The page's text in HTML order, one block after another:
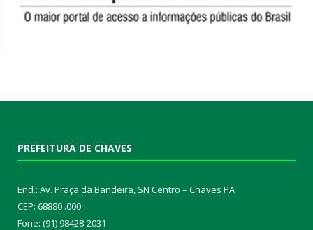
PREFEITURA DE CHAVES
End.: Av. Praça da Bandeira, SN Centro – Chaves PA
CEP: 68880 .000
Fone: (91) 98428-2031